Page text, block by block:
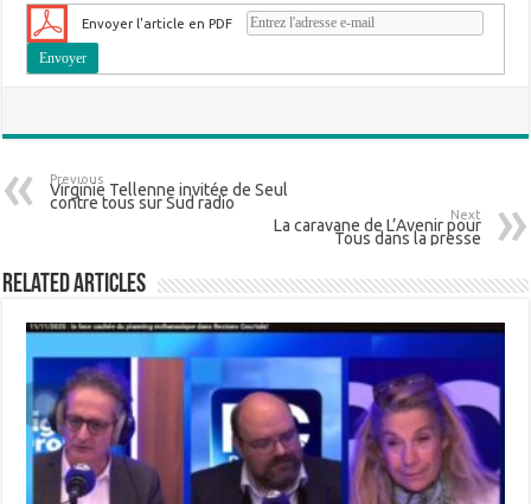
Envoyer l'article en PDF
Previous
Virginie Tellenne invitée de Seul
contre tous sur Sud radio
Next
La caravane de L’Avenir pour
Tous dans la presse
Related Articles